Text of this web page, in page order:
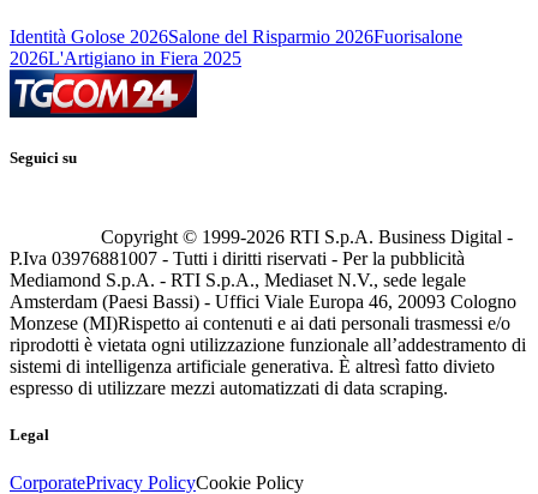
Identità Golose 2026Salone del Risparmio 2026Fuorisalone
2026L'Artigiano in Fiera 2025
Seguici su
Copyright © 1999-2026 RTI S.p.A. Business Digital -
P.Iva 03976881007 - Tutti i diritti riservati - Per la pubblicità
Mediamond S.p.A. - RTI S.p.A., Mediaset N.V., sede legale
Amsterdam (Paesi Bassi) - Uffici Viale Europa 46, 20093 Cologno
Monzese (MI)Rispetto ai contenuti e ai dati personali trasmessi e/o
riprodotti è vietata ogni utilizzazione funzionale all’addestramento di
sistemi di intelligenza artificiale generativa. È altresì fatto divieto
espresso di utilizzare mezzi automatizzati di data scraping.
Legal
CorporatePrivacy PolicyCookie Policy